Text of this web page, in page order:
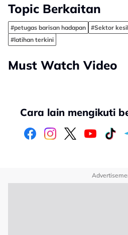
Topic Berkaitan
#petugas barisan hadapan #Sektor
#latihan terkini
Must Watch Video
Cara lain mengikuti